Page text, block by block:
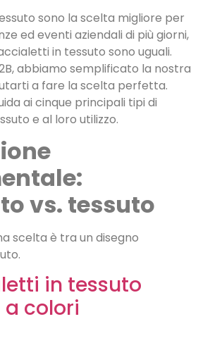
sono la scelta migliore per
ed eventi aziendali di più giorni,
in tessuto sono uguali.
abbiamo semplificato la nostra
a fare la scelta perfetta.
ai cinque principali tipi di
e al loro utilizzo.
vs. tessuto
scelta è tra un disegno
in tessuto
colori